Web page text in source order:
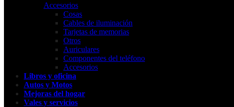
Accesorios
Cosas
Cables de iluminación
Tarjetas de memorias
Otros
Auriculares
Componentes del teléfono
Accesorios
Libros y oficina
Autos y Motos
Mejoras del hogar
Vales y servicios